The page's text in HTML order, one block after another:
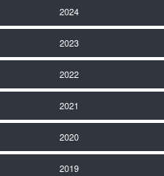
2024
2023
2022
2021
2020
2019